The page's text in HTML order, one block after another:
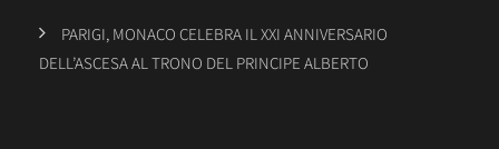
PARIGI, MONACO CELEBRA IL XXI ANNIVERSARIO
DELL’ASCESA AL TRONO DEL PRINCIPE ALBERTO